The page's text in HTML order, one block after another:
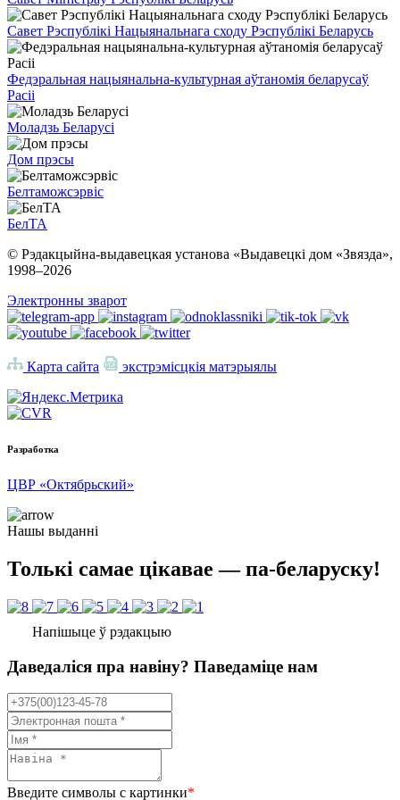
Савет Рэспублікі Нацыянальнага сходу Рэспублікі Беларусь
Федэральная нацыянальна-культурная аўтаномія беларусаў
Расіі
Моладзь Беларусі
Дом прэсы
Белтаможсэрвіс
БелТА
© Рэдакцыйна-выдавецкая установа «Выдавецкі дом «Звязда»,
1998–2026
Электронны зварот
Карта сайта экстрэмісцкія матэрыялы
Разработка
ЦВР «Октябрьский»
Нашы выданні
Толькі самае цікавае — па-беларуску!
Напішыце ў рэдакцыю
Даведаліся пра навіну? Паведаміце нам
Введите символы с картинки*